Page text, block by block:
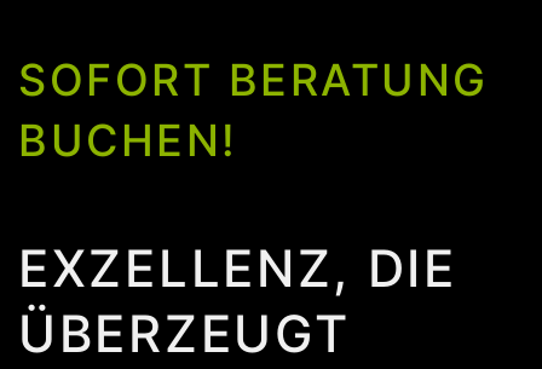
SOFORT BERATUNG
BUCHEN!
EXZELLENZ, DIE
ÜBERZEUGT